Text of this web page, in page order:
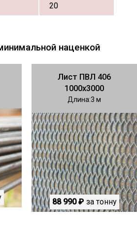
20
наценкой
Лист ПВЛ 406
1000х3000
Длина 3
88 990 ₽ за тонну